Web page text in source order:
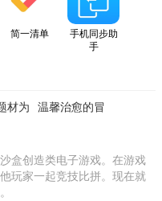
简一清单
手机同步助
手
材为
戏
温馨治愈的冒
盒创造类电子游戏。在游戏
玩家一起竞技比拼。现在就